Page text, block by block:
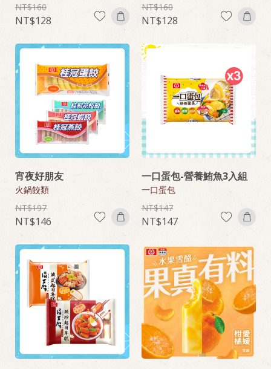
160
128
160
128
宵夜好朋友
火鍋餃類
197
146
一口蛋包-營養鮪魚3入組
一口蛋包
147
147